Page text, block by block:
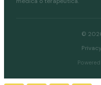
©
Privacy